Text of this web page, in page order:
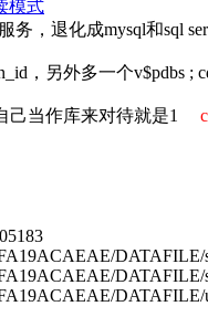
模式
务，退化成mysql和sql
，另外多一个v$pdbs ;
己当作库来对待就是1
DATAFILE/
DATAFILE/
DATAFILE/